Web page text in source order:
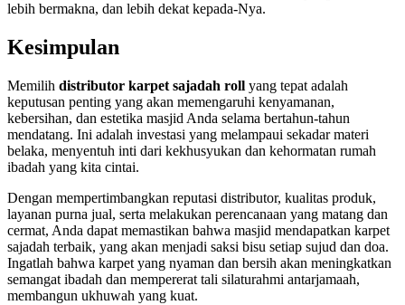
lebih bermakna, dan lebih dekat kepada-Nya.
Kesimpulan
Memilih distributor karpet sajadah roll yang tepat adalah
keputusan penting yang akan memengaruhi kenyamanan,
kebersihan, dan estetika masjid Anda selama bertahun-tahun
mendatang. Ini adalah investasi yang melampaui sekadar materi
belaka, menyentuh inti dari kekhusyukan dan kehormatan rumah
ibadah yang kita cintai.
Dengan mempertimbangkan reputasi distributor, kualitas produk,
layanan purna jual, serta melakukan perencanaan yang matang dan
cermat, Anda dapat memastikan bahwa masjid mendapatkan karpet
sajadah terbaik, yang akan menjadi saksi bisu setiap sujud dan doa.
Ingatlah bahwa karpet yang nyaman dan bersih akan meningkatkan
semangat ibadah dan mempererat tali silaturahmi antarjamaah,
membangun ukhuwah yang kuat.